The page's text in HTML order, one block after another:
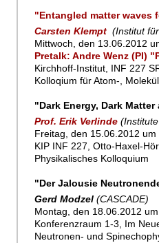
"Entangled matter waves
Carsten Klempt (Institut
Mittwoch, den 13.06.2012
Pretalk: Andre Wenz (PI)
Kirchhoff-Institut, INF 227
Kolloqium für Atom-,
"Dark Energy, Dark
Prof. Erik Verlinde
Freitag, den 15.06.2012
KIP INF 227, Otto-Haxel-
Physikalisches Kolloquium
"Der Jalousie
Gerd Modzel (CASCADE)
Montag, den 18.06.2012
Konferenzraum 1-3, Im
Neutronen- und